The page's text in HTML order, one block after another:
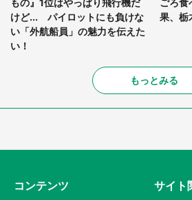
もの』1位はやっぱり飛行機だ
けど... パイロットにも負けな
い「外航船員」の魅力を伝えた
い！
ごろ
果、栃
もっとみる
コンテンツ サイト